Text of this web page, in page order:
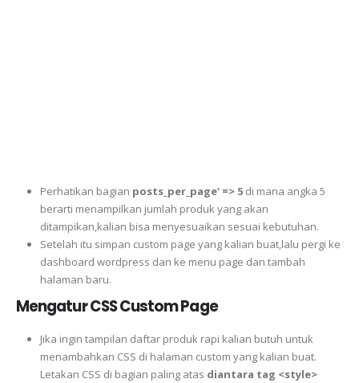
Perhatikan bagian posts_per_page‘ => 5 di mana angka 5
berarti menampilkan jumlah produk yang akan
ditampikan,kalian bisa menyesuaikan sesuai kebutuhan.
Setelah itu simpan custom page yang kalian buat,lalu pergi ke
dashboard wordpress dan ke menu page dan tambah
halaman baru.
Mengatur CSS Custom Page
Jika ingin tampilan daftar produk rapi kalian butuh untuk
menambahkan CSS di halaman custom yang kalian buat.
Letakan CSS di bagian paling atas diantara tag <style>